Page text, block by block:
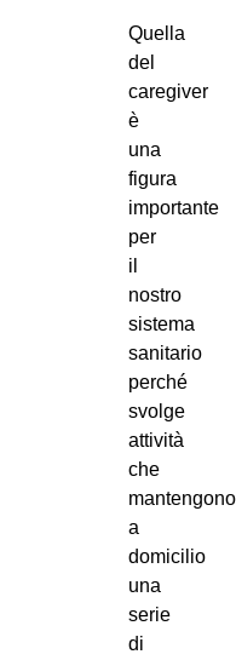
Quella
del
caregiver
è
una
figura
importante
per
il
nostro
sistema
sanitario
perché
svolge
attività
che
mantengono
a
domicilio
una
serie
di